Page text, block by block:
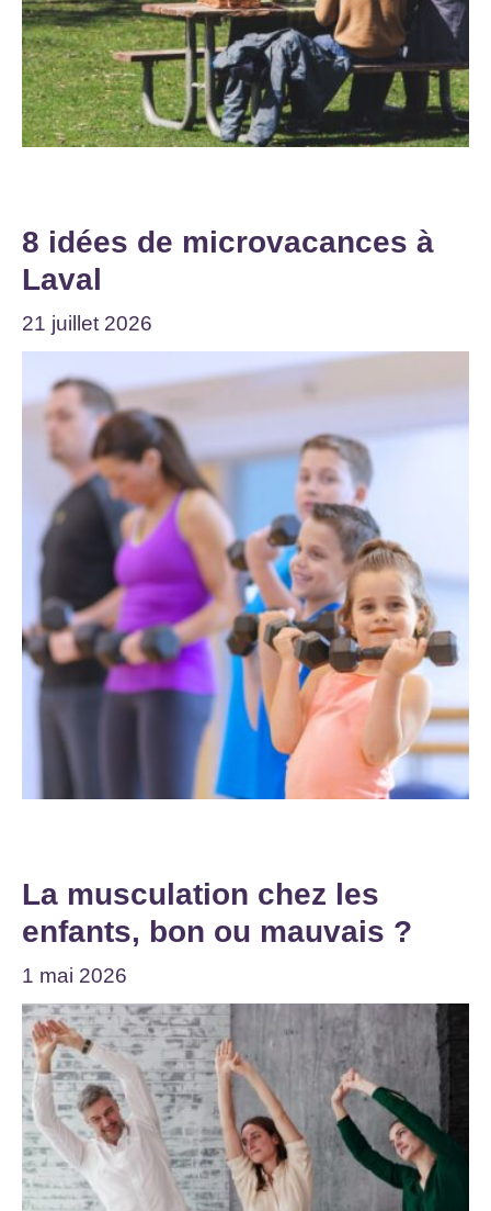
8 idées de microvacances à
Laval
21 juillet 2026
La musculation chez les
enfants, bon ou mauvais ?
1 mai 2026